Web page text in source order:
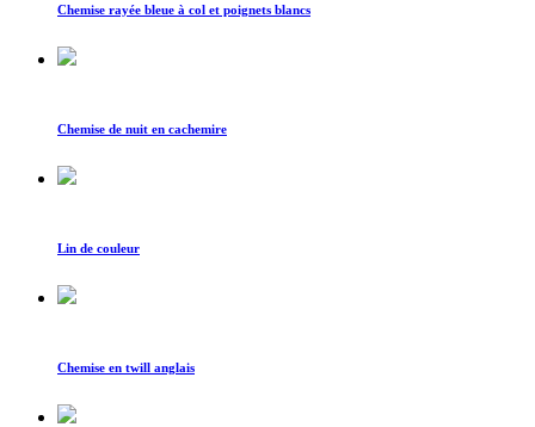
Chemise rayée bleue à col et poignets blancs
Chemise de nuit en cachemire
Lin de couleur
Chemise en twill anglais